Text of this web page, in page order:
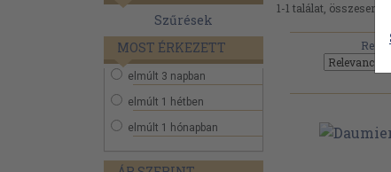
Szűrések
MOST ÉRKEZETT
elmúlt 3 napban
elmúlt 1 hétben
elmúlt 1 hónapban
1-1 találat, összesen 1.